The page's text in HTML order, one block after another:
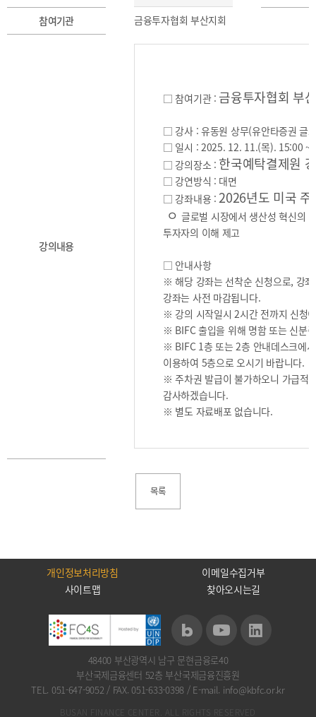
2024
2022
2021
2020
IR
언론보도
보고서
2026
2025
2024
2023
2022
2021
조회/
지난강좌
계획표
해양금융
아카데미
60초해양금융
모음
소개
부산국제금융센터 52층 부산국제금융진흥원
참여기관 금융투자협회 부산지회
강의내용
□ 참여기관 : 금융투자협회 부
□ 강사 : 유동원 상무(유안타증권 글
□ 일시 : 2025. 12. 11.(목). 15:00 ~
□ 강의장소 : 한국예탁결제원
□ 강연방식 : 대면
□ 강좌내용 :2026년도 미국
ㅇ 글로벌 시장에서 생산성 혁신의
투자자의 이해 제고
□ 안내사항
※ 해당 강좌는 선착순 신청으로, 강
강좌는 사전 마감됩니다.
※ 강의 시작일시 2시간 전까지 신청
※ BIFC 출입을 위해 명함 또는 신분
※ BIFC 1층 또는 2층 안내데스크에
이용하여 5층으로 오시기 바랍니다.
※ 주차권 발급이 불가하오니 가급적
감사하겠습니다.
※ 별도 자료배포 없습니다.
목록
개인정보처리방침
이메일수집거부
사이트맵
찾아오시는길
48400 부산광역시 남구 문현금융로40
부산국제금융센터 52층 부산국제금융진흥원
TEL. 051-647-9052 / FAX. 051-633-0398/ E-mail. info@kbfc.or.kr
BUSAN FINANCE CENTER. ALL RIGHTS RESERVED